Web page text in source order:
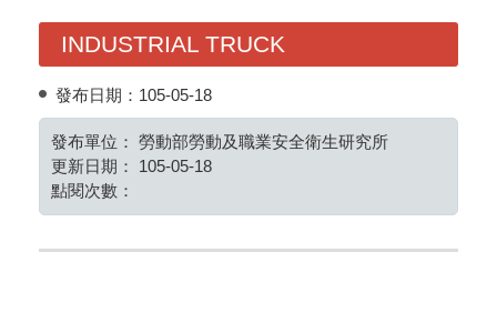
INDUSTRIAL TRUCK
發布日期： 105-05-18
發布單位： 勞動部勞動及職業安全衛生研究所
更新日期：
105-05-18
點閱次數：